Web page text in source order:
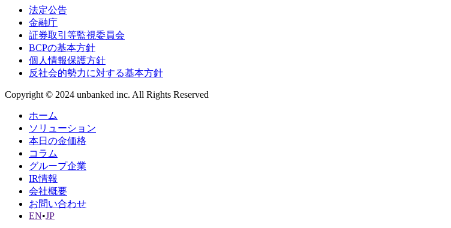
法定公告
金融庁
証券取引等監視委員会
BCPの基本方針
個人情報保護方針
反社会的勢力に対する基本方針
Copyright © 2024 unbanked inc. All Rights Reserved
ホーム
ソリューション
本日の金価格
コラム
グループ企業
IR情報
会社概要
お問い合わせ
EN•JP